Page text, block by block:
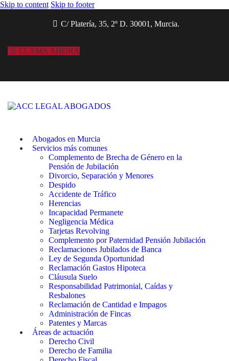
Skip to content Skip to footer
C/ Platería, 35, 2º D. 30001, Murcia.
LLAMA AHORA
Abogados en Murcia
Servicios más comunes
Complemento de Brecha de Género en la
Pensión de Jubilación
Divorcio, Separación y Menores
Despido
Accidente de Tráfico
Herencias
Incapacidad Permanete
Negligencia Médica
Tarjetas Revolving
Complemento por Paternidad Pensión Jubilación
Reclamaciones Jubilados de Banca
Ley de Segunda Oportunidad
Reclamación Gastos Hipoteca
Cláusula Suelo
Responsabilidad Patrimonial, Caídas y
Resbalones
Reclamación de Cantidad e Impagos
Administración de Fincas
Patentes y Marcas
Áreas de actuación
Derecho Civil
Derecho de Familia